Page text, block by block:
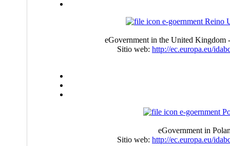
e-goernment Reino
eGovernment in the United Kingdom
Sitio web: http://ec.europa.eu/
e-goernment
eGovernment in
Sitio web: http://ec.europa.eu/